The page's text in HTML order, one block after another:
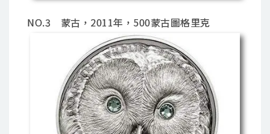
NO.3 蒙古，2011年，500蒙古圖格里克